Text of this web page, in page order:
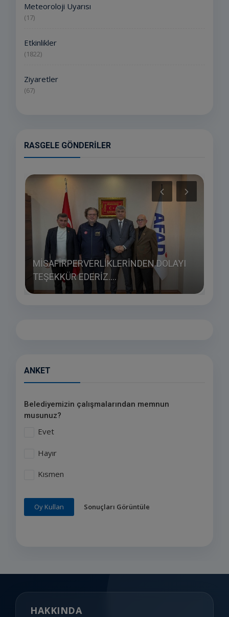
Meteoroloji Uyarısı
(17)
Etkinlikler
(1822)
Ziyaretler
(67)
RASGELE GÖNDERILER
MİSAFİRPERVERLİKLERİNDEN DOLAYI
TEŞEKKÜR EDERİZ....
ANKET
Belediyemizin çalışmalarından memnun
musunuz?
Evet
Hayır
Kısmen
Oy Kullan Sonuçları Görüntüle
HAKKINDA